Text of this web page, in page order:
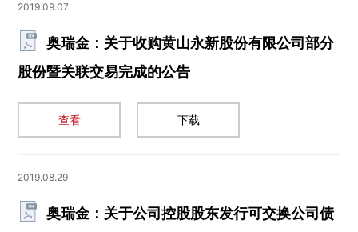
2019.09.07
奥瑞金：关于收购黄山永新股份有限公司部分
股份暨关联交易完成的公告
查看 下载
2019.08.29
奥瑞金：关于公司控股股东发行可交换公司债